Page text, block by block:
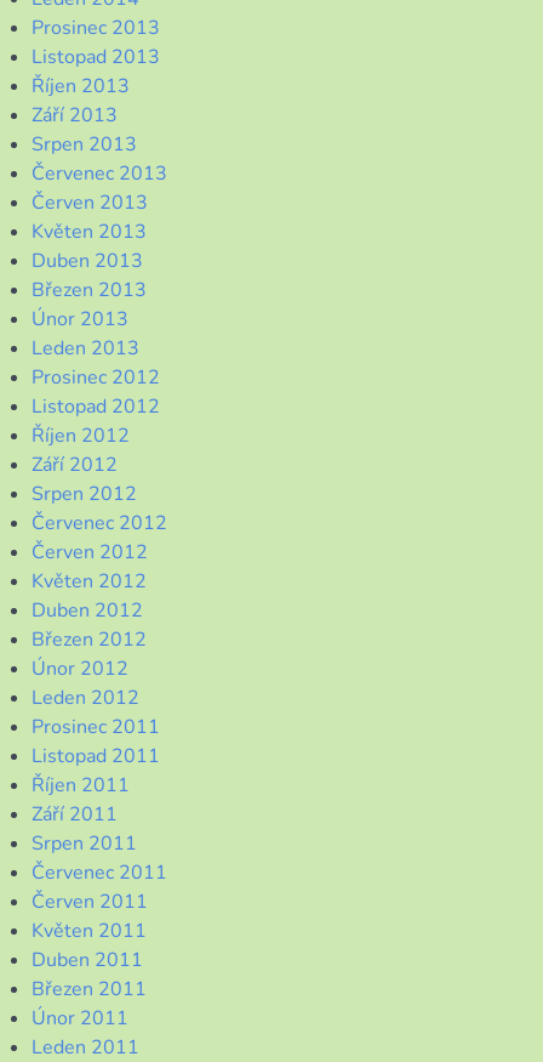
Prosinec 2013
Listopad 2013
Říjen 2013
Září 2013
Srpen 2013
Červenec 2013
Červen 2013
Květen 2013
Duben 2013
Březen 2013
Únor 2013
Leden 2013
Prosinec 2012
Listopad 2012
Říjen 2012
Září 2012
Srpen 2012
Červenec 2012
Červen 2012
Květen 2012
Duben 2012
Březen 2012
Únor 2012
Leden 2012
Prosinec 2011
Listopad 2011
Říjen 2011
Září 2011
Srpen 2011
Červenec 2011
Červen 2011
Květen 2011
Duben 2011
Březen 2011
Únor 2011
Leden 2011